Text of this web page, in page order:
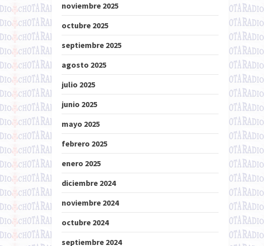
noviembre 2025
octubre 2025
septiembre 2025
agosto 2025
julio 2025
junio 2025
mayo 2025
febrero 2025
enero 2025
diciembre 2024
noviembre 2024
octubre 2024
septiembre 2024